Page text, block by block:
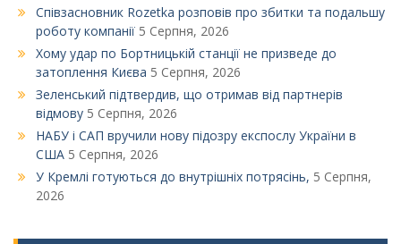
Співзасновник Rozetka розповів про збитки та подальшу
роботу компанії 5 Серпня, 2026
Xому удар по Бортницькій станції не призведе до
затоплення Києва 5 Серпня, 2026
Зеленський підтвердив, що отримав від партнерів
відмову 5 Серпня, 2026
НАБУ і САП вручили нову підозру експослу України в
США 5 Серпня, 2026
У Кремлі готуються до внутрішніх потрясінь, 5 Серпня,
2026